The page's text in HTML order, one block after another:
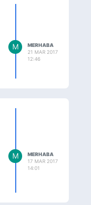
M
MERHABA
21 MAR 2017
12:46
M
MERHABA
17 MAR 2017
14:01